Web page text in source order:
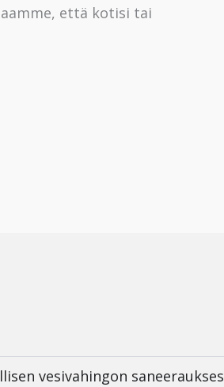
että kotisi tai
vesivahingon